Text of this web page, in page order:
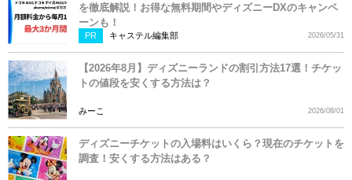
を徹底解説！お得な無料期間やディズニーDXのキャンペ
ーンも！
PR キャステル編集部 2026/05/31
【2026年8月】ディズニーランドの割引方法17選！チケッ
トの値段を安くする方法は？
みーこ 2026/08/01
ディズニーチケットの入場料はいくら？現在のチケットを
調査！安くする方法はある？